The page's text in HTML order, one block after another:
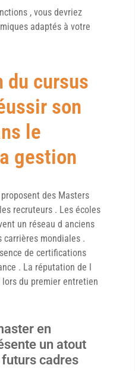
, vous devriez
adaptés à votre
du cursus
son
le
gestion
des Masters
recruteurs . Les écoles
un réseau d anciens
carrières mondiales .
de certifications
. La réputation de l
du premier entretien
en
un atout
cadres